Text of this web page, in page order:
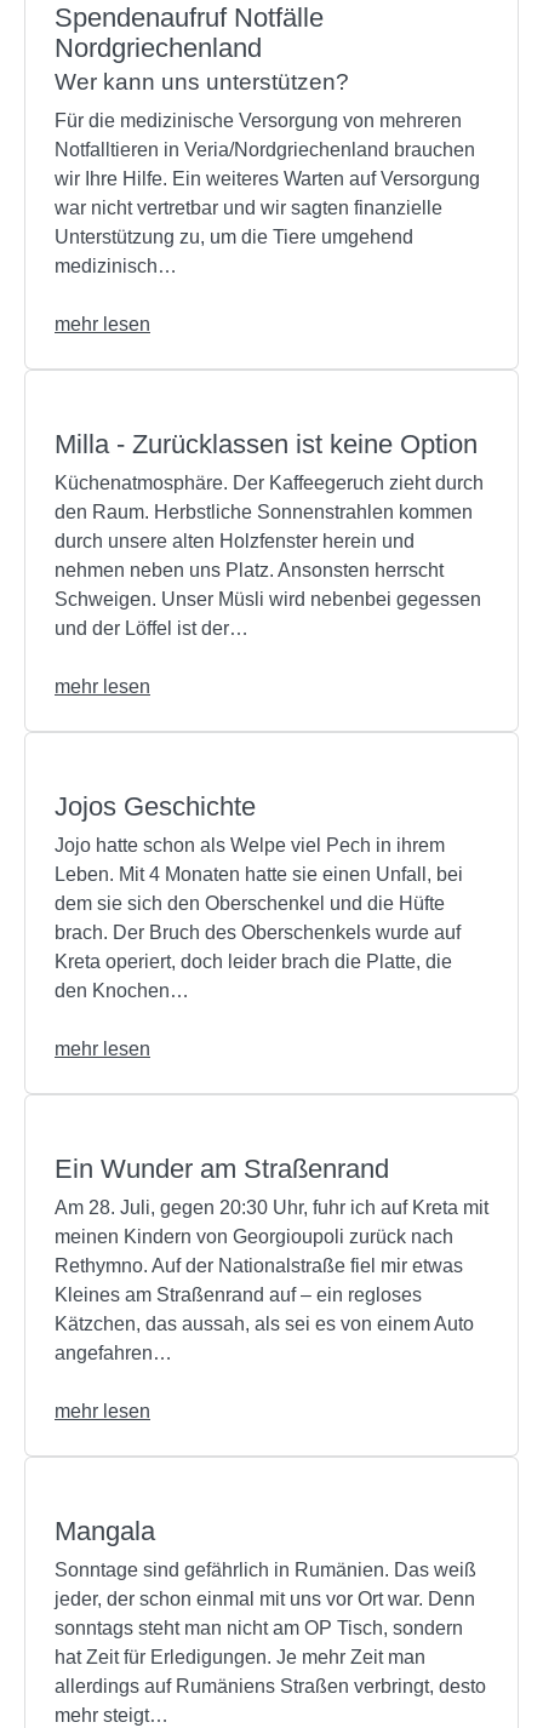
Spendenaufruf Notfälle
Nordgriechenland
Wer kann uns unterstützen?
Für die medizinische Versorgung von mehreren
Notfalltieren in Veria/Nordgriechenland brauchen
wir Ihre Hilfe. Ein weiteres Warten auf Versorgung
war nicht vertretbar und wir sagten finanzielle
Unterstützung zu, um die Tiere umgehend
medizinisch…
mehr lesen
Milla - Zurücklassen ist keine Option
Küchenatmosphäre. Der Kaffeegeruch zieht durch
den Raum. Herbstliche Sonnenstrahlen kommen
durch unsere alten Holzfenster herein und
nehmen neben uns Platz. Ansonsten herrscht
Schweigen. Unser Müsli wird nebenbei gegessen
und der Löffel ist der…
mehr lesen
Jojos Geschichte
Jojo hatte schon als Welpe viel Pech in ihrem
Leben. Mit 4 Monaten hatte sie einen Unfall, bei
dem sie sich den Oberschenkel und die Hüfte
brach. Der Bruch des Oberschenkels wurde auf
Kreta operiert, doch leider brach die Platte, die
den Knochen…
mehr lesen
Ein Wunder am Straßenrand
Am 28. Juli, gegen 20:30 Uhr, fuhr ich auf Kreta mit
meinen Kindern von Georgioupoli zurück nach
Rethymno. Auf der Nationalstraße fiel mir etwas
Kleines am Straßenrand auf – ein regloses
Kätzchen, das aussah, als sei es von einem Auto
angefahren…
mehr lesen
Mangala
Sonntage sind gefährlich in Rumänien. Das weiß
jeder, der schon einmal mit uns vor Ort war. Denn
sonntags steht man nicht am OP Tisch, sondern
hat Zeit für Erledigungen. Je mehr Zeit man
allerdings auf Rumäniens Straßen verbringt, desto
mehr steigt…